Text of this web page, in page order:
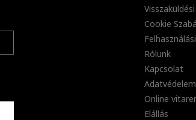
Cookie
Rólunk
Kapcsolat
Adatvédelem
Online
Elállás